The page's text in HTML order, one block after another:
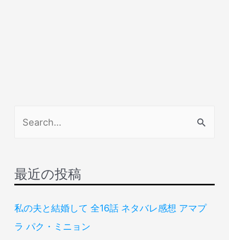
象
:
最近の投稿
私の夫と結婚して 全16話 ネタバレ感想 アマプ
ラ パク・ミニョン